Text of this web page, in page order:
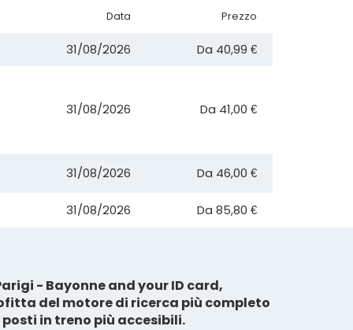
Data Prezzo
31/08/2026 Da 40,99 €
31/08/2026 Da 41,00 €
31/08/2026 Da 46,00 €
31/08/2026 Da 85,80 €
- Bayonne and your ID card,
del motore di ricerca più completo
posti in treno più accesibili.